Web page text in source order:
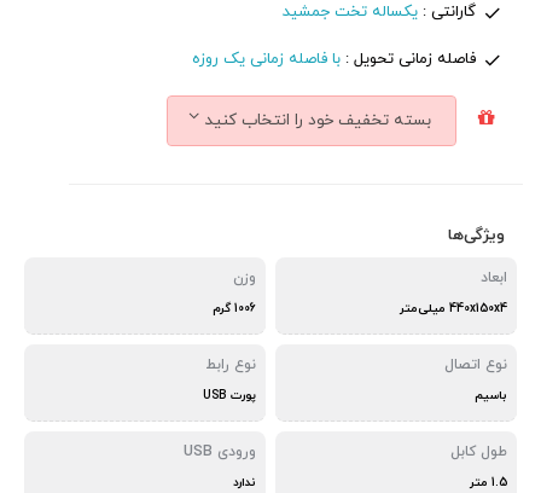
گارانتی :یکساله تخت جمشید
فاصله زمانی تحویل : با فاصله زمانی یک روزه
بسته تخفیف خود را انتخاب کنید
ویژگی‌ها
ابعاد
440x150x4 میلی‌متر
وزن
1006 گرم
نوع اتصال
باسیم
نوع رابط
پورت USB
طول کابل
1.5 متر
ورودی USB
ندارد